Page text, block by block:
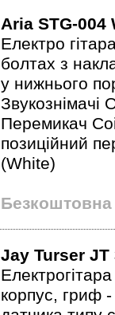
Aria STG-004
Електро
болтах з
у нижнього
Перемикач
позиційний
(White)
Безкоштовна
Jay Turser JT
корпус, гриф